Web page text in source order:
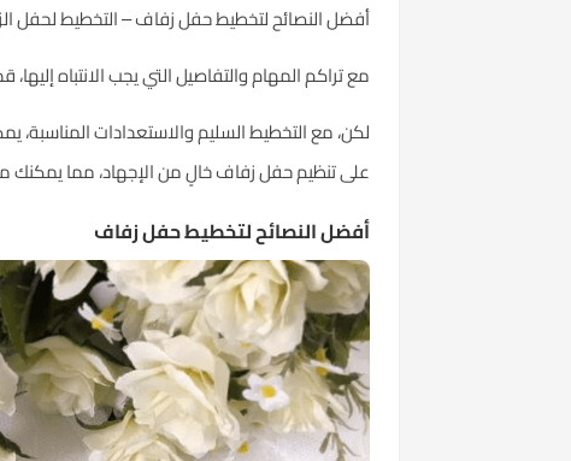
أفضل النصائح لتخطيط حفل زفاف – التخطيط لحفل
مع تراكم المهام والتفاصيل التي يجب الانتباه
لكن، مع التخطيط السليم والاستعدادات
على تنظيم حفل زفاف خالٍ من الإجهاد، مما
أفضل النصائح لتخطيط حفل زفاف